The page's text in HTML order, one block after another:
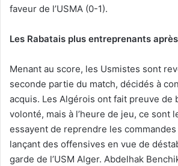
faveur de l’USMA (0-1).
Les Rabatais plus entreprenants
Menant au score, les Usmistes sont
seconde partie du match, décidés à
acquis. Les Algérois ont fait preuve de
volonté, mais à l’heure de jeu, ce sont
essayent de reprendre les
lançant des offensives en vue de
garde de l’USM Alger. Abdelhak